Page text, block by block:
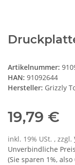
Artikelnummer:
HAN: 91092644
Hersteller: Grizzly
19,79 €
inkl. 19% USt. , zzgl.
Unverbindliche
(Sie sparen 1%, also